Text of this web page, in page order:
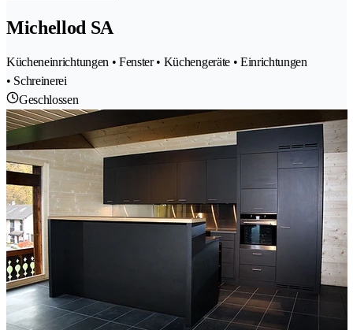
Michellod SA
Kücheneinrichtungen • Fenster • Küchengeräte • Einrichtungen
• Schreinerei
Geschlossen